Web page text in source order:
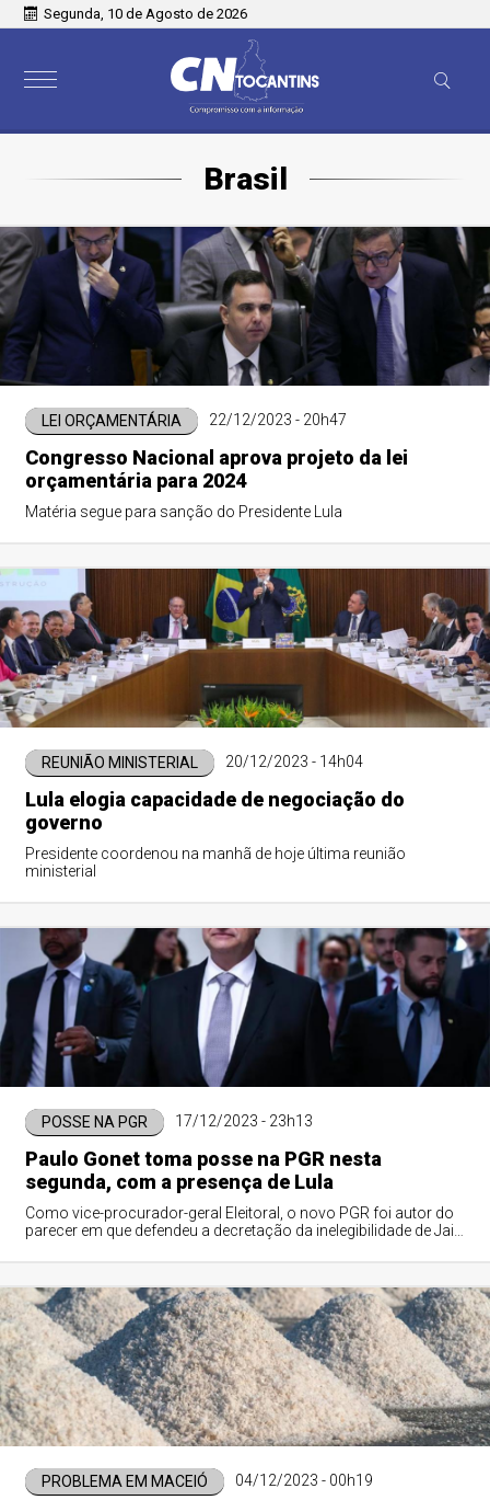
Segunda, 10 de Agosto de 2026
Brasil
LEI ORÇAMENTÁRIA 22/12/2023 - 20h47
Congresso Nacional aprova projeto da lei
orçamentária para 2024
Matéria segue para sanção do Presidente Lula
REUNIÃO MINISTERIAL 20/12/2023 - 14h04
Lula elogia capacidade de negociação do
governo
Presidente coordenou na manhã de hoje última reunião
ministerial
POSSE NA PGR 17/12/2023 - 23h13
Paulo Gonet toma posse na PGR nesta
segunda, com a presença de Lula
Como vice-procurador-geral Eleitoral, o novo PGR foi autor do
parecer em que defendeu a decretação da inelegibilidade de Jair
PROBLEMA EM MACEIÓ 04/12/2023 - 00h19